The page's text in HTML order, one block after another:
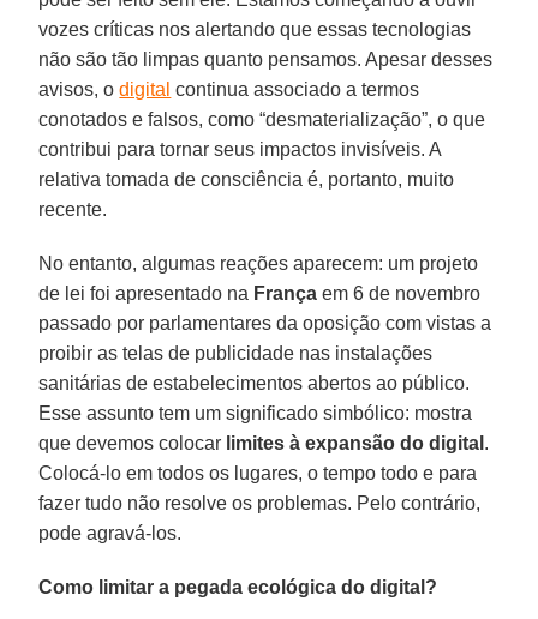
vozes críticas nos alertando que essas tecnologias
não são tão limpas quanto pensamos. Apesar desses
avisos, odigital continua associado a termos
conotados e falsos, como “desmaterialização”, o que
contribui para tornar seus impactos invisíveis. A
relativa tomada de consciência é, portanto, muito
recente.
No entanto, algumas reações aparecem: um projeto
de lei foi apresentado na França em 6 de novembro
passado por parlamentares da oposição com vistas a
proibir as telas de publicidade nas instalações
sanitárias de estabelecimentos abertos ao público.
Esse assunto tem um significado simbólico: mostra
que devemos colocar limites à expansão do digital .
Colocá-lo em todos os lugares, o tempo todo e para
fazer tudo não resolve os problemas. Pelo contrário,
pode agravá-los.
Como limitar a pegada ecológica do digital?